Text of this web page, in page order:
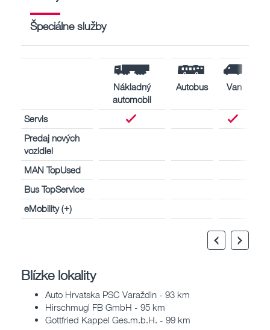
Špeciálne služby
Nákladný
automobil
Autobus Van
Servis
Predaj nových
vozidiel
MAN TopUsed
Bus TopService
eMobility (+)
Blízke lokality
Auto Hrvatska PSC Varaždin - 93 km
Hirschmugl FB GmbH - 95 km
Gottfried Kappel Ges.m.b.H. - 99 km